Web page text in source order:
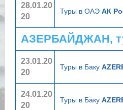
28.01.20
20
Туры в ОАЭ АК
АЗЕРБАЙДЖАН,
23.01.20
20
Туры в Баку
24.01.20
20
Туры в Баку